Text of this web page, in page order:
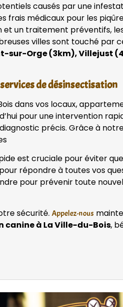
causés par une
frais médicaux pour les
un traitement préventifs,
villes sont touché par
Orge (3km), Villejust
de désinsectisation
dans vos locaux,
pour une intervention
précis. Grâce à
est cruciale pour éviter
répondre à toutes vos
pour prévenir toute
sécurité. Appelez-nous
à La Ville-du-Bois,